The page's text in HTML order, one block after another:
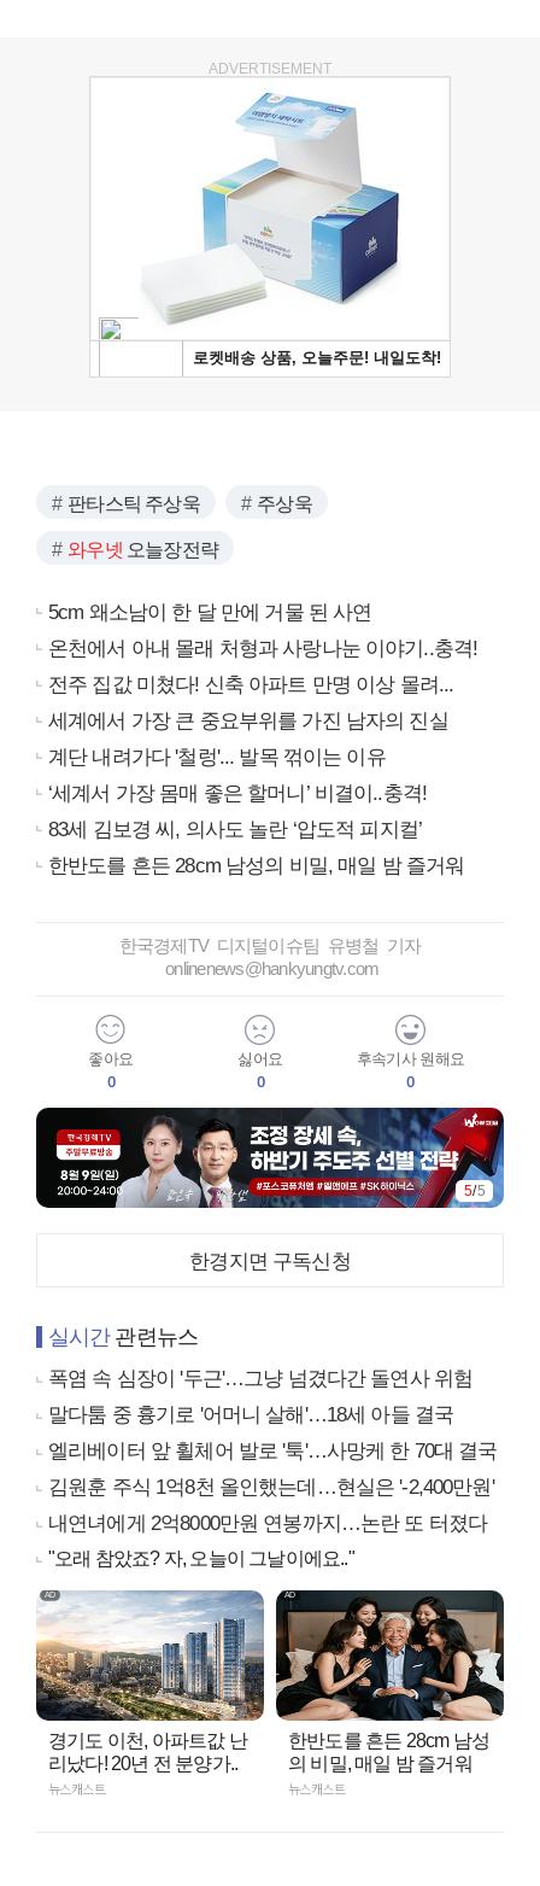
ADVERTISEMENT
판타스틱 주상욱 주상욱
와우넷 오늘장전략
5cm 왜소남이 한 달 만에 거물 된 사연
온천에서 아내 몰래 처형과 사랑나눈 이야기..충격!
전주 집값 미쳤다! 신축 아파트 만명 이상 몰려...
세계에서 가장 큰 중요부위를 가진 남자의 진실
계단 내려가다 '철렁'... 발목 꺾이는 이유
‘세계서 가장 몸매 좋은 할머니’ 비결이..충격!
83세 김보경 씨, 의사도 놀란 ‘압도적 피지컬’
한반도를 흔든 28cm 남성의 비밀, 매일 밤 즐거워
한국경제TV 디지털이슈팀 유병철 기자
onlinenews@hankyungtv.com
좋아요
0
싫어요
0
후속기사 원해요
0
5/5
한경지면 구독신청
실시간관련뉴스
폭염 속 심장이 '두근'…그냥 넘겼다간 돌연사 위험
말다툼 중 흉기로 '어머니 살해'…18세 아들 결국
엘리베이터 앞 휠체어 발로 '툭'…사망케 한 70대 결국
김원훈 주식 1억8천 올인했는데…현실은 '-2,400만원'
내연녀에게 2억8000만원 연봉까지…논란 또 터졌다
"오래 참았죠? 자, 오늘이 그날이에요.."
경기도 이천, 아파트값 난
리났다! 20년 전 분양가..
뉴스캐스트
한반도를 흔든 28cm 남성
의 비밀, 매일 밤 즐거워
뉴스캐스트